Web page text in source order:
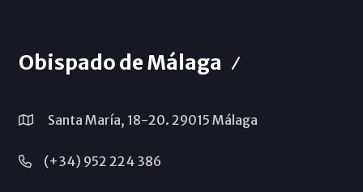
Obispado de Málaga
Santa María, 18-20. 29015 Málaga
(+34) 952 224 386